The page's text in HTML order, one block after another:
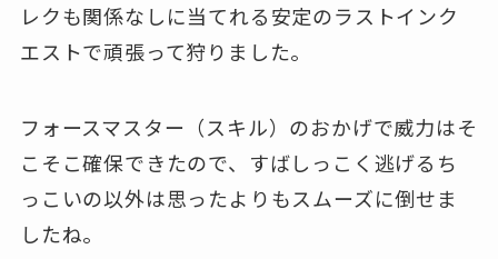
レクも関係なしに当てれる安定のラストインク
エストで頑張って狩りました。
フォースマスター（スキル）のおかげで威力はそ
こそこ確保できたので、すばしっこく逃げるち
っこいの以外は思ったよりもスムーズに倒せま
したね。